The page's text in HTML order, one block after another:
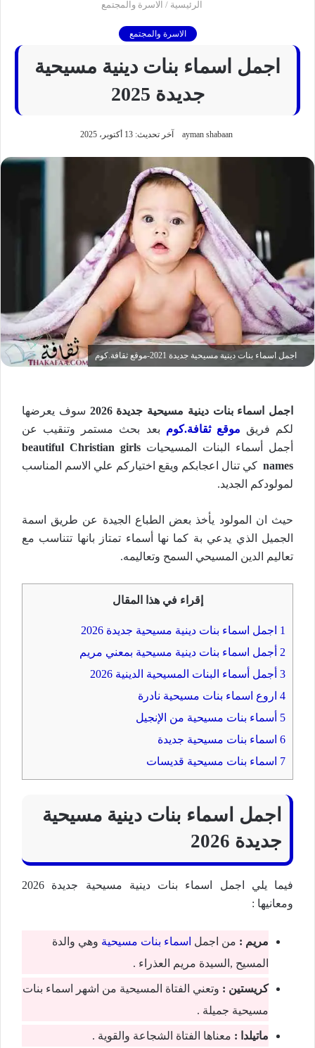
الرئيسية / الاسرة والمجتمع
الاسرة والمجتمع
اجمل اسماء بنات دينية مسيحية
جديدة 2025
ayman shabaan آخر تحديث: 13 أكتوبر، 2025
اجمل اسماء بنات دينية مسيحية جديدة 2021-موقع ثقافة.كوم
اجمل اسماء بنات دينية مسيحية جديدة 2026
سوف يعرضها
لكم فريق موقع ثقافة.كوم بعد بحث مستمر وتنقيب عن
أجمل أسماء البنات المسيحيات beautiful Christian girls
names كي تنال اعجابكم ويقع اختياركم علي الاسم المناسب
لمولودكم الجديد.
حيث ان المولود يأخذ بعض الطباع الجيدة عن طريق اسمة
الجميل الذي يدعي بة كما نها أسماء تمتاز بانها تتناسب مع
تعاليم الدين المسيحي السمح وتعاليمه.
إقراء في هذا المقال
1 اجمل اسماء بنات دينية مسيحية جديدة 2026
2 أجمل اسماء بنات دينية مسیحیة بمعني مريم
3 أجمل أسماء البنات المسیحیة الدينية 2026
4 اروع اسماء بنات مسیحیة نادرة
5 أسماء بنات مسيحية من الإنجيل
6 اسماء بنات مسيحية جديدة
7 اسماء بنات مسيحية قديسات
اجمل اسماء بنات دينية مسيحية
جديدة 2026
فيما يلي اجمل اسماء بنات دينية مسيحية جديدة 2026
ومعانيها :
مريم : من اجمل اسماء بنات مسيحية وھي والدة
المسیح ,السیدة مريم العذراء .
كريستین : وتعني الفتاة المسیحیة من اشهر اسماء بنات
مسيحية جميلة .
ماتیلدا : معناها الفتاة الشجاعة والقوية .